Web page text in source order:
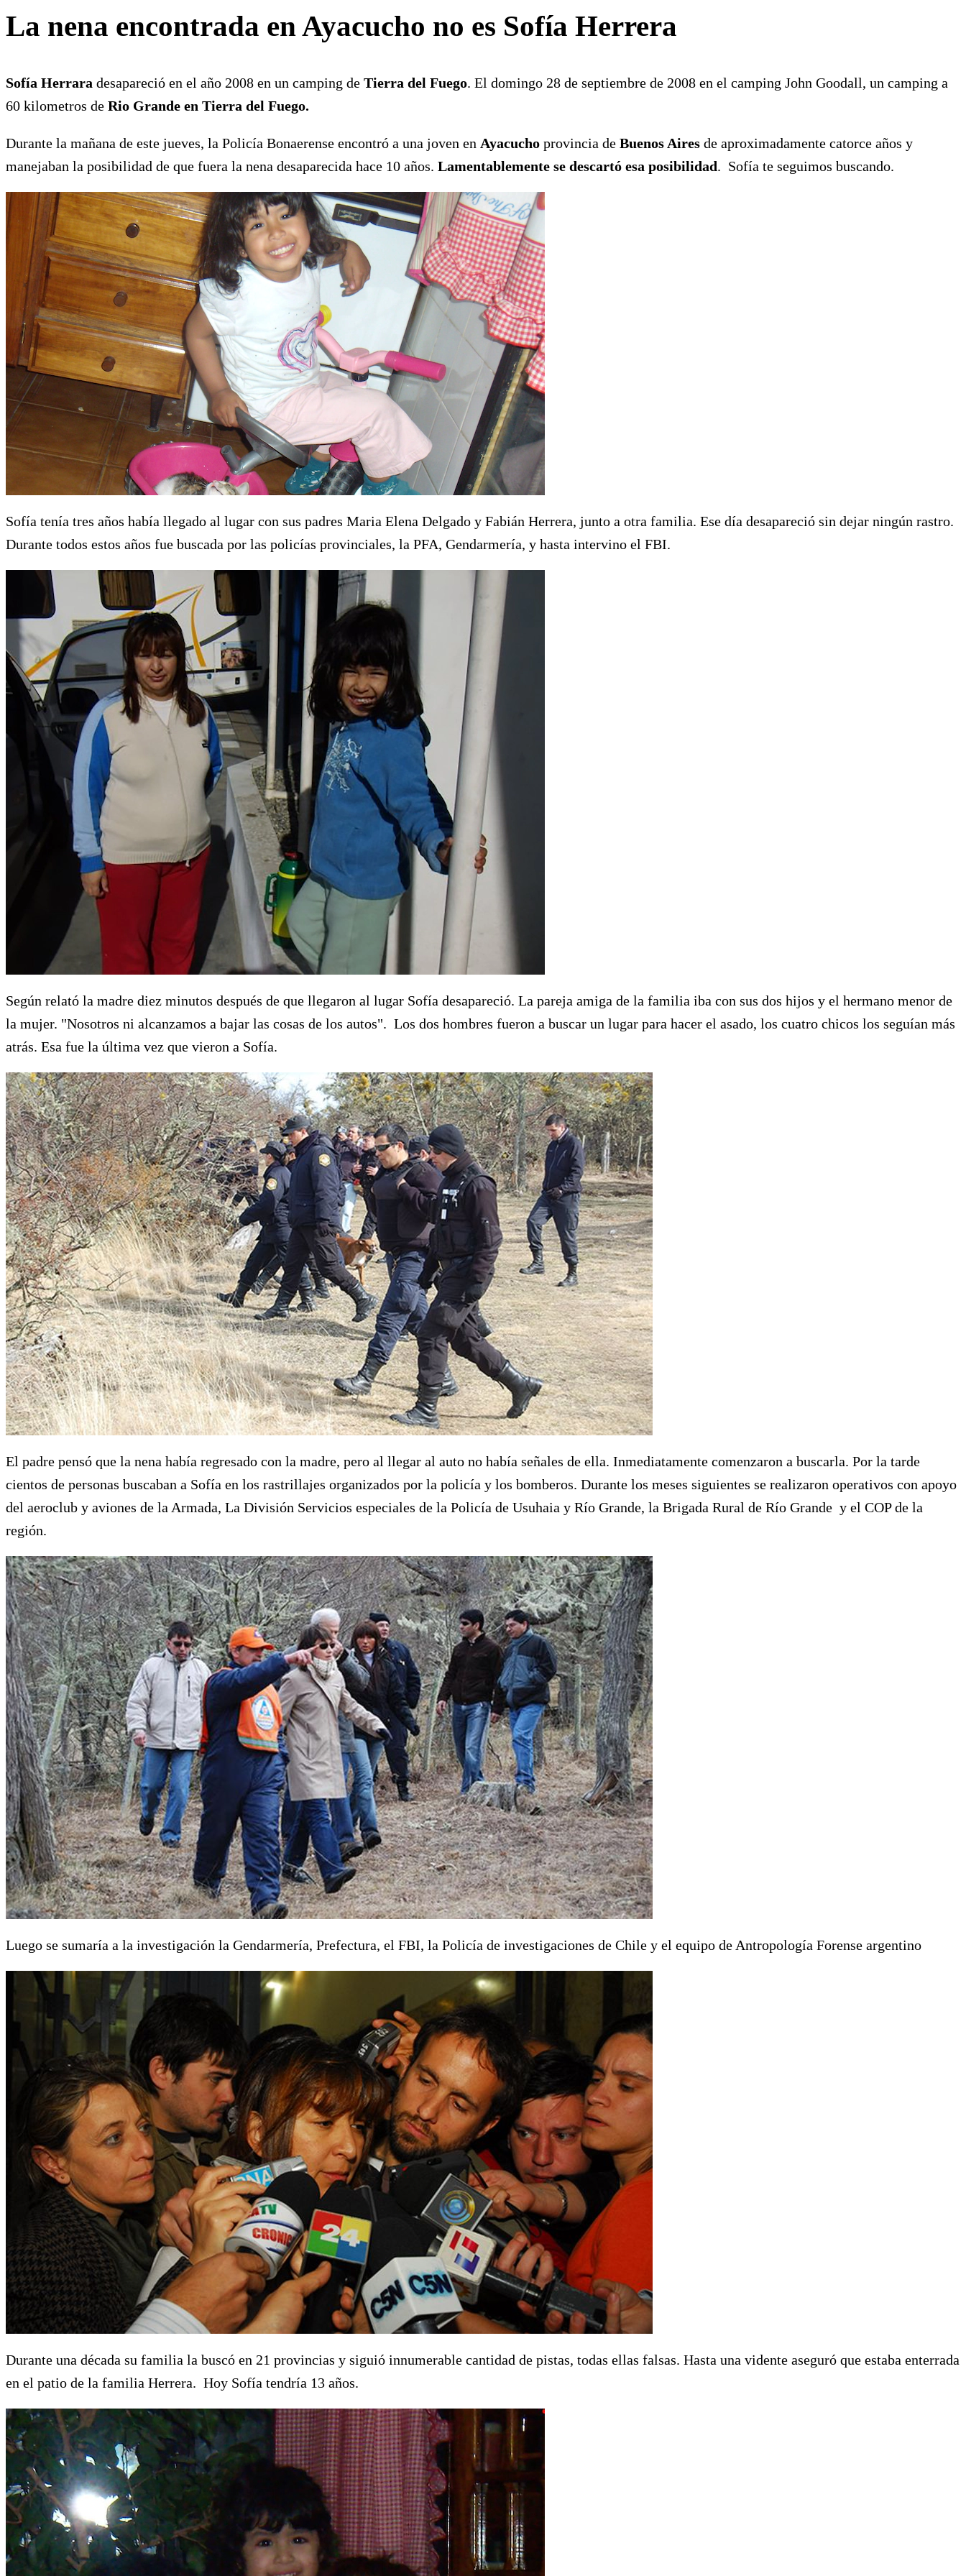
La nena encontrada en Ayacucho no es Sofía Herrera
Sofía Herrara desapareció en el año 2008 en un camping de Tierra del Fuego. El domingo 28 de septiembre de 2008 en el camping John Goodall, un camping a
60 kilometros de Rio Grande en Tierra del Fuego.
Durante la mañana de este jueves, la Policía Bonaerense encontró a una joven en Ayacucho provincia de Buenos Aires de aproximadamente catorce años y
manejaban la posibilidad de que fuera la nena desaparecida hace 10 años. Lamentablemente se descartó esa posibilidad. Sofía te seguimos buscando.
Sofía tenía tres años había llegado al lugar con sus padres Maria Elena Delgado y Fabián Herrera, junto a otra familia. Ese día desapareció sin dejar ningún rastro.
Durante todos estos años fue buscada por las policías provinciales, la PFA, Gendarmería, y hasta intervino el FBI.
Según relató la madre diez minutos después de que llegaron al lugar Sofía desapareció. La pareja amiga de la familia iba con sus dos hijos y el hermano menor de
la mujer. "Nosotros ni alcanzamos a bajar las cosas de los autos". Los dos hombres fueron a buscar un lugar para hacer el asado, los cuatro chicos los seguían más
atrás. Esa fue la última vez que vieron a Sofía.
El padre pensó que la nena había regresado con la madre, pero al llegar al auto no había señales de ella. Inmediatamente comenzaron a buscarla. Por la tarde
cientos de personas buscaban a Sofía en los rastrillajes organizados por la policía y los bomberos. Durante los meses siguientes se realizaron operativos con apoyo
del aeroclub y aviones de la Armada, La División Servicios especiales de la Policía de Usuhaia y Río Grande, la Brigada Rural de Río Grande y el COP de la
región.
Luego se sumaría a la investigación la Gendarmería, Prefectura, el FBI, la Policía de investigaciones de Chile y el equipo de Antropología Forense argentino
Durante una década su familia la buscó en 21 provincias y siguió innumerable cantidad de pistas, todas ellas falsas. Hasta una vidente aseguró que estaba enterrada
en el patio de la familia Herrera. Hoy Sofía tendría 13 años.